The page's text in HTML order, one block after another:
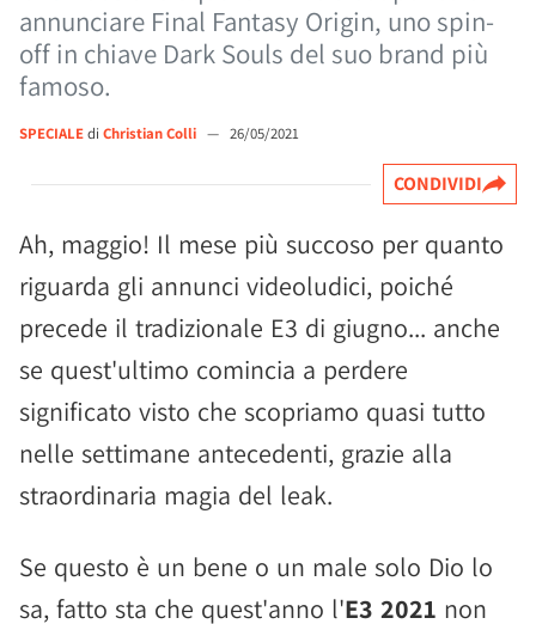
annunciare Final Fantasy Origin, uno spin-
off in chiave Dark Souls del suo brand più
famoso.
SPECIALEdi Christian Colli — 26/05/2021
CONDIVIDI
Ah, maggio! Il mese più succoso per quanto
riguarda gli annunci videoludici, poiché
precede il tradizionale E3 di giugno... anche
se quest'ultimo comincia a perdere
significato visto che scopriamo quasi tutto
nelle settimane antecedenti, grazie alla
straordinaria magia del leak.
Se questo è un bene o un male solo Dio lo
sa, fatto sta che quest'anno l'E3 2021 non